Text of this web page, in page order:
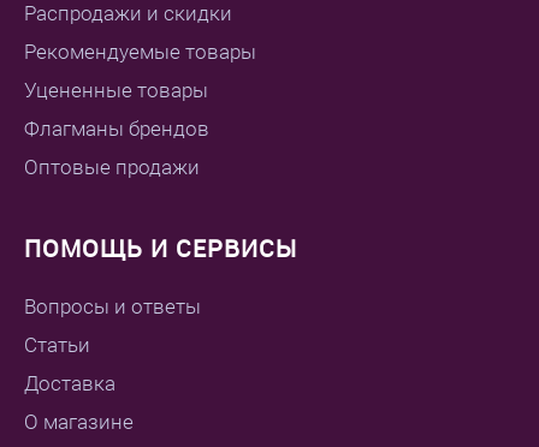
Распродажи и скидки
Рекомендуемые товары
Уцененные товары
Флагманы брендов
Оптовые продажи
ПОМОЩЬ И СЕРВИСЫ
Вопросы и ответы
Статьи
Доставка
О магазине